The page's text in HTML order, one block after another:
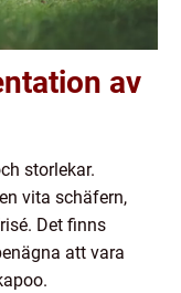
av
storlekar.
vita schäfern,
Det finns
att vara